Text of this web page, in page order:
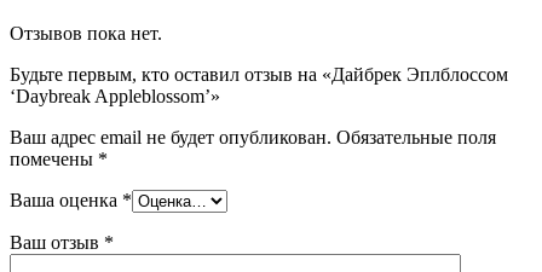
Отзывов пока нет.
Будьте первым, кто оставил отзыв на «Дайбрек Эплблоссом
‘Daybreak Appleblossom’»
Ваш адрес email не будет опубликован. Обязательные поля
помечены *
Ваша оценка *
Ваш отзыв *